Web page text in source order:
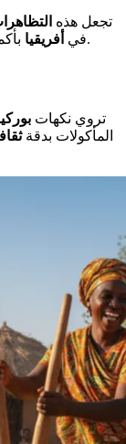
تجعل هذه
في أفريقيا طاقتها المتجددة.
تروي نكهات
المأكولات بدقة